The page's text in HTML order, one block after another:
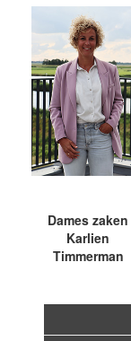
Dames zaken
Karlien
Timmerman